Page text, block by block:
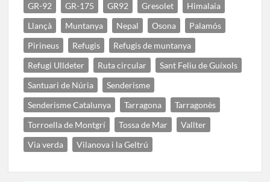
GR-92
GR-175 GR92 Gresolet
Himalaia
Llançà
Muntanya Nepal Osona
Palamós
Pirineus
Refugis
Refugis de muntanya
Refugi Ulldeter
Ruta circular
Sant Feliu de Guíxols
Santuari de Núria
Senderisme
Senderisme Catalunya
Tarragona
Tarragonès
Torroella de Montgrí
Tossa de Mar
Vallter
Via verda
Vilanova i la Geltrú